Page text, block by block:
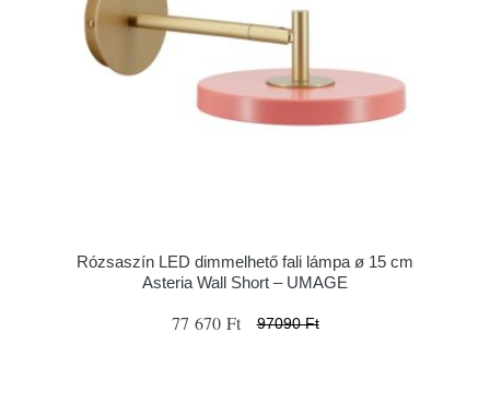
Rózsaszín LED dimmelhető fali lámpa ø 15 cm
Asteria Wall Short – UMAGE
77 670 Ft 97090 Ft